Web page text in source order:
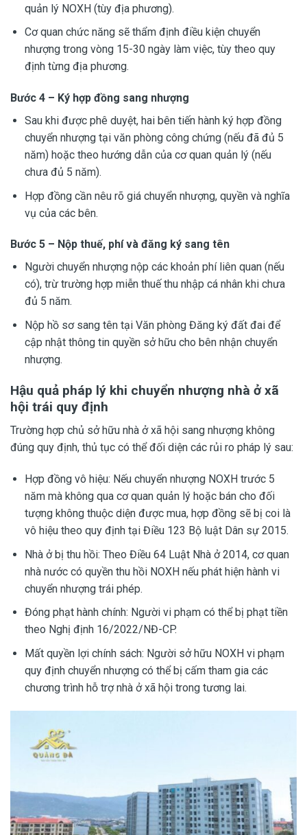
quản lý NOXH (tùy địa phương).
Cơ quan chức năng sẽ thẩm định điều kiện chuyển
nhượng trong vòng 15-30 ngày làm việc, tùy theo quy
định từng địa phương.
Bước 4 – Ký hợp đồng sang nhượng
Sau khi được phê duyệt, hai bên tiến hành ký hợp đồng
chuyển nhượng tại văn phòng công chứng (nếu đã đủ 5
năm) hoặc theo hướng dẫn của cơ quan quản lý (nếu
chưa đủ 5 năm).
Hợp đồng cần nêu rõ giá chuyển nhượng, quyền và nghĩa
vụ của các bên.
Bước 5 – Nộp thuế, phí và đăng ký sang tên
Người chuyển nhượng nộp các khoản phí liên quan (nếu
có), trừ trường hợp miễn thuế thu nhập cá nhân khi chưa
đủ 5 năm.
Nộp hồ sơ sang tên tại Văn phòng Đăng ký đất đai để
cập nhật thông tin quyền sở hữu cho bên nhận chuyển
nhượng.
Hậu quả pháp lý khi chuyển nhượng nhà ở xã
hội trái quy định
Trường hợp chủ sở hữu nhà ở xã hội sang nhượng không
đúng quy định, thủ tục có thể đối diện các rủi ro pháp lý sau:
Hợp đồng vô hiệu: Nếu chuyển nhượng NOXH trước 5
năm mà không qua cơ quan quản lý hoặc bán cho đối
tượng không thuộc diện được mua, hợp đồng sẽ bị coi là
vô hiệu theo quy định tại Điều 123 Bộ luật Dân sự 2015.
Nhà ở bị thu hồi: Theo Điều 64 Luật Nhà ở 2014, cơ quan
nhà nước có quyền thu hồi NOXH nếu phát hiện hành vi
chuyển nhượng trái phép.
Đóng phạt hành chính: Người vi phạm có thể bị phạt tiền
theo Nghị định 16/2022/NĐ-CP.
Mất quyền lợi chính sách: Người sở hữu NOXH vi phạm
quy định chuyển nhượng có thể bị cấm tham gia các
chương trình hỗ trợ nhà ở xã hội trong tương lai.